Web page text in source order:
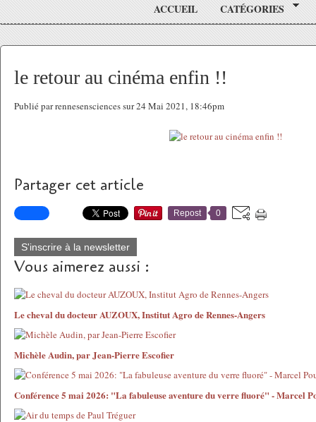
ACCUEIL CATÉGORIES
le retour au cinéma enfin !!
Publié par rennesensciences sur 24 Mai 2021, 18:46pm
Partager cet article
Repost 0
S'inscrire à la newsletter
Vous aimerez aussi :
Le cheval du docteur AUZOUX, Institut Agro de Rennes-Angers
Michèle Audin, par Jean-Pierre Escofier
Conférence 5 mai 2026: "La fabuleuse aventure du verre fluoré" - Marcel